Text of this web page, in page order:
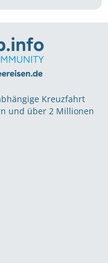
Kreuzfahrt
und über 2 Millionen